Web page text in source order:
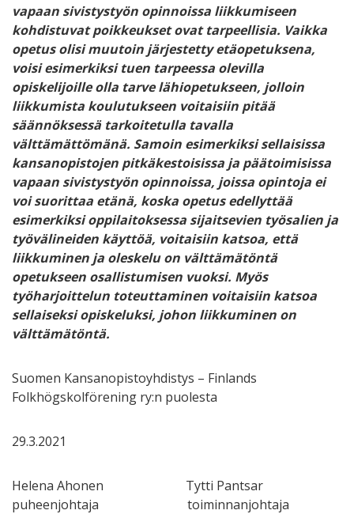
vapaan sivistystyön opinnoissa liikkumiseen
kohdistuvat poikkeukset ovat tarpeellisia. Vaikka
opetus olisi muutoin järjestetty etäopetuksena,
voisi esimerkiksi tuen tarpeessa olevilla
opiskelijoille olla tarve lähiopetukseen, jolloin
liikkumista koulutukseen voitaisiin pitää
säännöksessä tarkoitetulla tavalla
välttämättömänä. Samoin esimerkiksi sellaisissa
kansanopistojen pitkäkestoisissa ja päätoimisissa
vapaan sivistystyön opinnoissa, joissa opintoja ei
voi suorittaa etänä, koska opetus edellyttää
esimerkiksi oppilaitoksessa sijaitsevien työsalien ja
työvälineiden käyttöä, voitaisiin katsoa, että
liikkuminen ja oleskelu on välttämätöntä
opetukseen osallistumisen vuoksi. Myös
työharjoittelun toteuttaminen voitaisiin katsoa
sellaiseksi opiskeluksi, johon liikkuminen on
välttämätöntä.
Suomen Kansanopistoyhdistys – Finlands
Folkhögskolförening ry:n puolesta
29.3.2021
Helena Ahonen Tytti Pantsar
puheenjohtaja toiminnanjohtaja